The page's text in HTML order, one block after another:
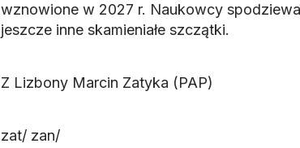
wznowione w 2027 r. Naukowcy
jeszcze inne skamieniałe szczątki.
Z Lizbony Marcin Zatyka (PAP)
zat/ zan/